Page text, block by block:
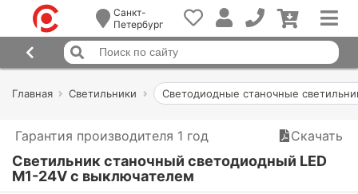
Санкт-
Петербург
Главная Светильники Светодиодные станочные
Гарантия производителя 1 год Скачать
Светильник станочный светодиодный LED
M1-24V с выключателем